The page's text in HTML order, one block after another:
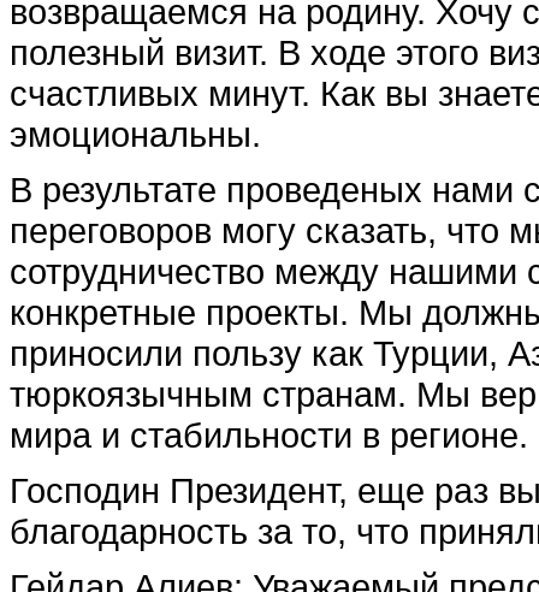
возвращаемся на родину. Хочу
полезный визит. В ходе этого
счастливых минут. Как вы
эмоциональны.
В результате проведеных нами
переговоров могу сказать,
сотрудничество между нашими
конкретные проекты. Мы
приносили пользу как Турции,
тюркоязычным странам. Мы
мира и стабильности в регионе.
Господин Президент, еще раз
благодарность за то, что